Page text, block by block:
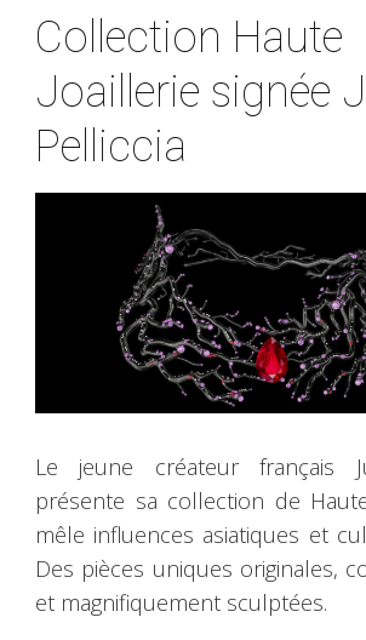
Collection Haute
Joaillerie signée
Pelliccia
Le jeune créateur français
présente sa collection de
mêle influences asiatiques et
Des pièces uniques originales,
et magnifiquement sculptées.